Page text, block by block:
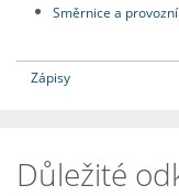
Směrnice a
Zápisy
Důležité